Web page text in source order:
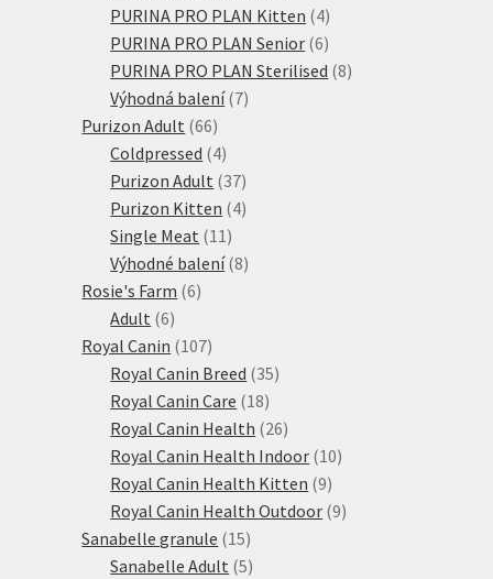
produktů
PURINA PRO PLAN Kitten 44
produkty
PURINA PRO PLAN Senior 66
produktů
PURINA PRO PLAN Sterilised 88
Výhodná balení 77
Purizon Adult 6666
produktů
Coldpressed 44
produkty
Purizon Adult 3737
produktů
Purizon Kitten 44
Single Meat 11 11
produktů
Výhodné balení 88
Rosie's Farm 66
Adult 66
produktů
Royal Canin 107107
produktů
Royal Canin Breed 3535
Royal Canin Care 1818
produktů
Royal Canin Health 2626
produktů
Royal Canin Health Indoor 1010
Royal Canin Health Kitten 99
produktů
Royal Canin Health Outdoor 99
Sanabelle granule 1515
produktů
Sanabelle Adult 55